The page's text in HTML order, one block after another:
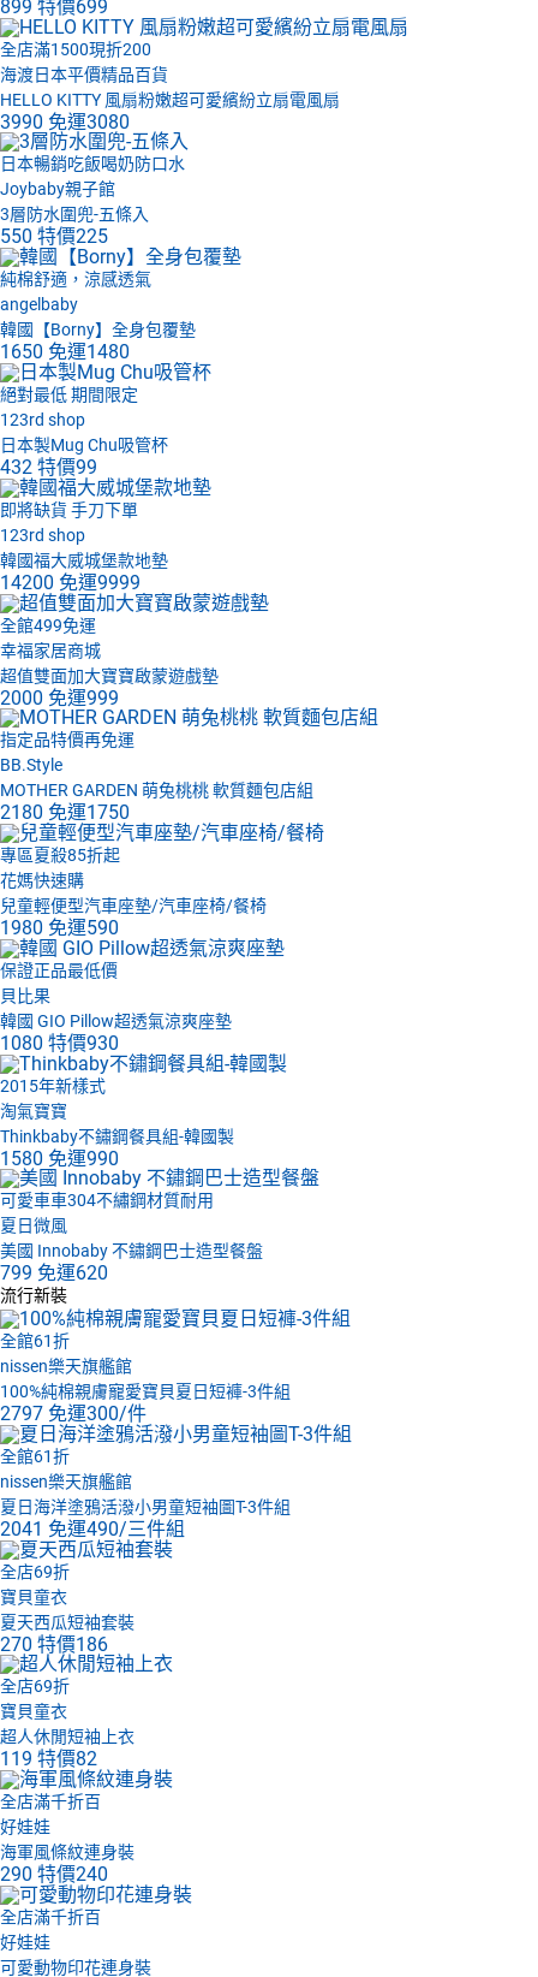
899 特價699
全店滿1500現折200
海渡日本平價精品百貨
HELLO KITTY 風扇粉嫩超可愛繽紛立扇電風扇
3990 免運3080
日本暢銷吃飯喝奶防口水
Joybaby親子館
3層防水圍兜-五條入
550 特價225
純棉舒適，涼感透氣
angelbaby
韓國【Borny】全身包覆墊
1650 免運1480
絕對最低 期間限定
123rd shop
日本製Mug Chu吸管杯
432 特價99
即將缺貨 手刀下單
123rd shop
韓國福大威城堡款地墊
14200 免運9999
全館499免運
幸福家居商城
超值雙面加大寶寶啟蒙遊戲墊
2000 免運999
指定品特價再免運
BB.Style
MOTHER GARDEN 萌兔桃桃 軟質麵包店組
2180 免運1750
專區夏殺85折起
花媽快速購
兒童輕便型汽車座墊/汽車座椅/餐椅
1980 免運590
保證正品最低價
貝比果
韓國 GIO Pillow超透氣涼爽座墊
1080 特價930
2015年新樣式
淘氣寶寶
Thinkbaby不鏽鋼餐具組-韓國製
1580 免運990
可愛車車304不繡鋼材質耐用
夏日微風
美國 Innobaby 不鏽鋼巴士造型餐盤
799 免運620
流行新裝
全館61折
nissen樂天旗艦館
100%純棉親膚寵愛寶貝夏日短褲-3件組
2797 免運300/件
全館61折
nissen樂天旗艦館
夏日海洋塗鴉活潑小男童短袖圖T-3件組
2041 免運490/三件組
全店69折
寶貝童衣
夏天西瓜短袖套裝
270 特價186
全店69折
寶貝童衣
超人休閒短袖上衣
119 特價82
全店滿千折百
好娃娃
海軍風條紋連身裝
290 特價240
全店滿千折百
好娃娃
可愛動物印花連身裝